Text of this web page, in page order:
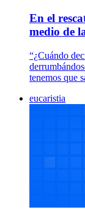
En el
medio de
“¿Cuándo
tenemos que
eucaristia